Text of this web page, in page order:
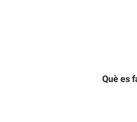
Què es